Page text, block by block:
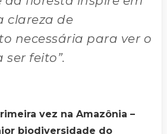
clareza de
necessária para ver o
ser feito”.
vez na Amazônia –
biodiversidade do